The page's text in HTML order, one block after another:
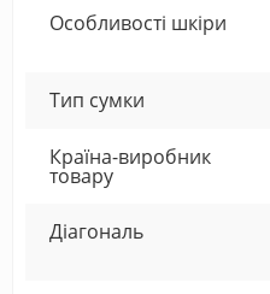
Особливості шкіри
Тип сумки
Країна-виробник
товару
Діагональ